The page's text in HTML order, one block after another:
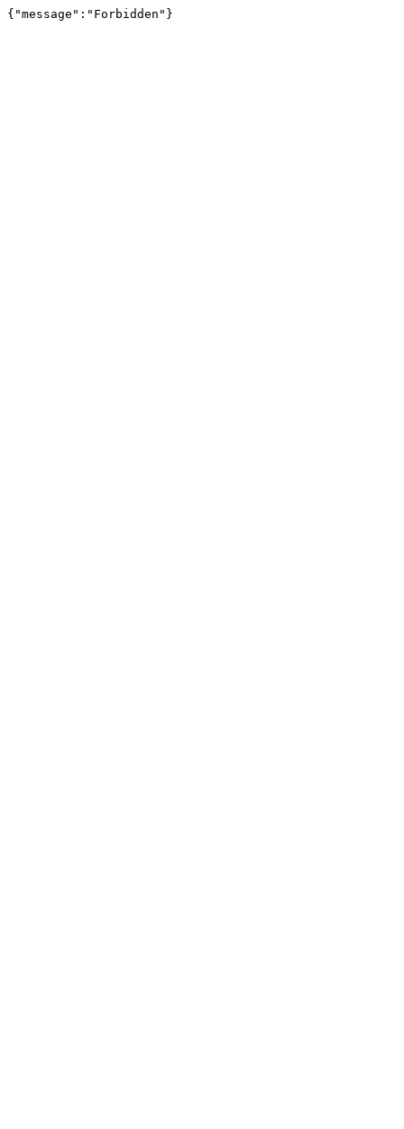
{"message":"Forbidden"}